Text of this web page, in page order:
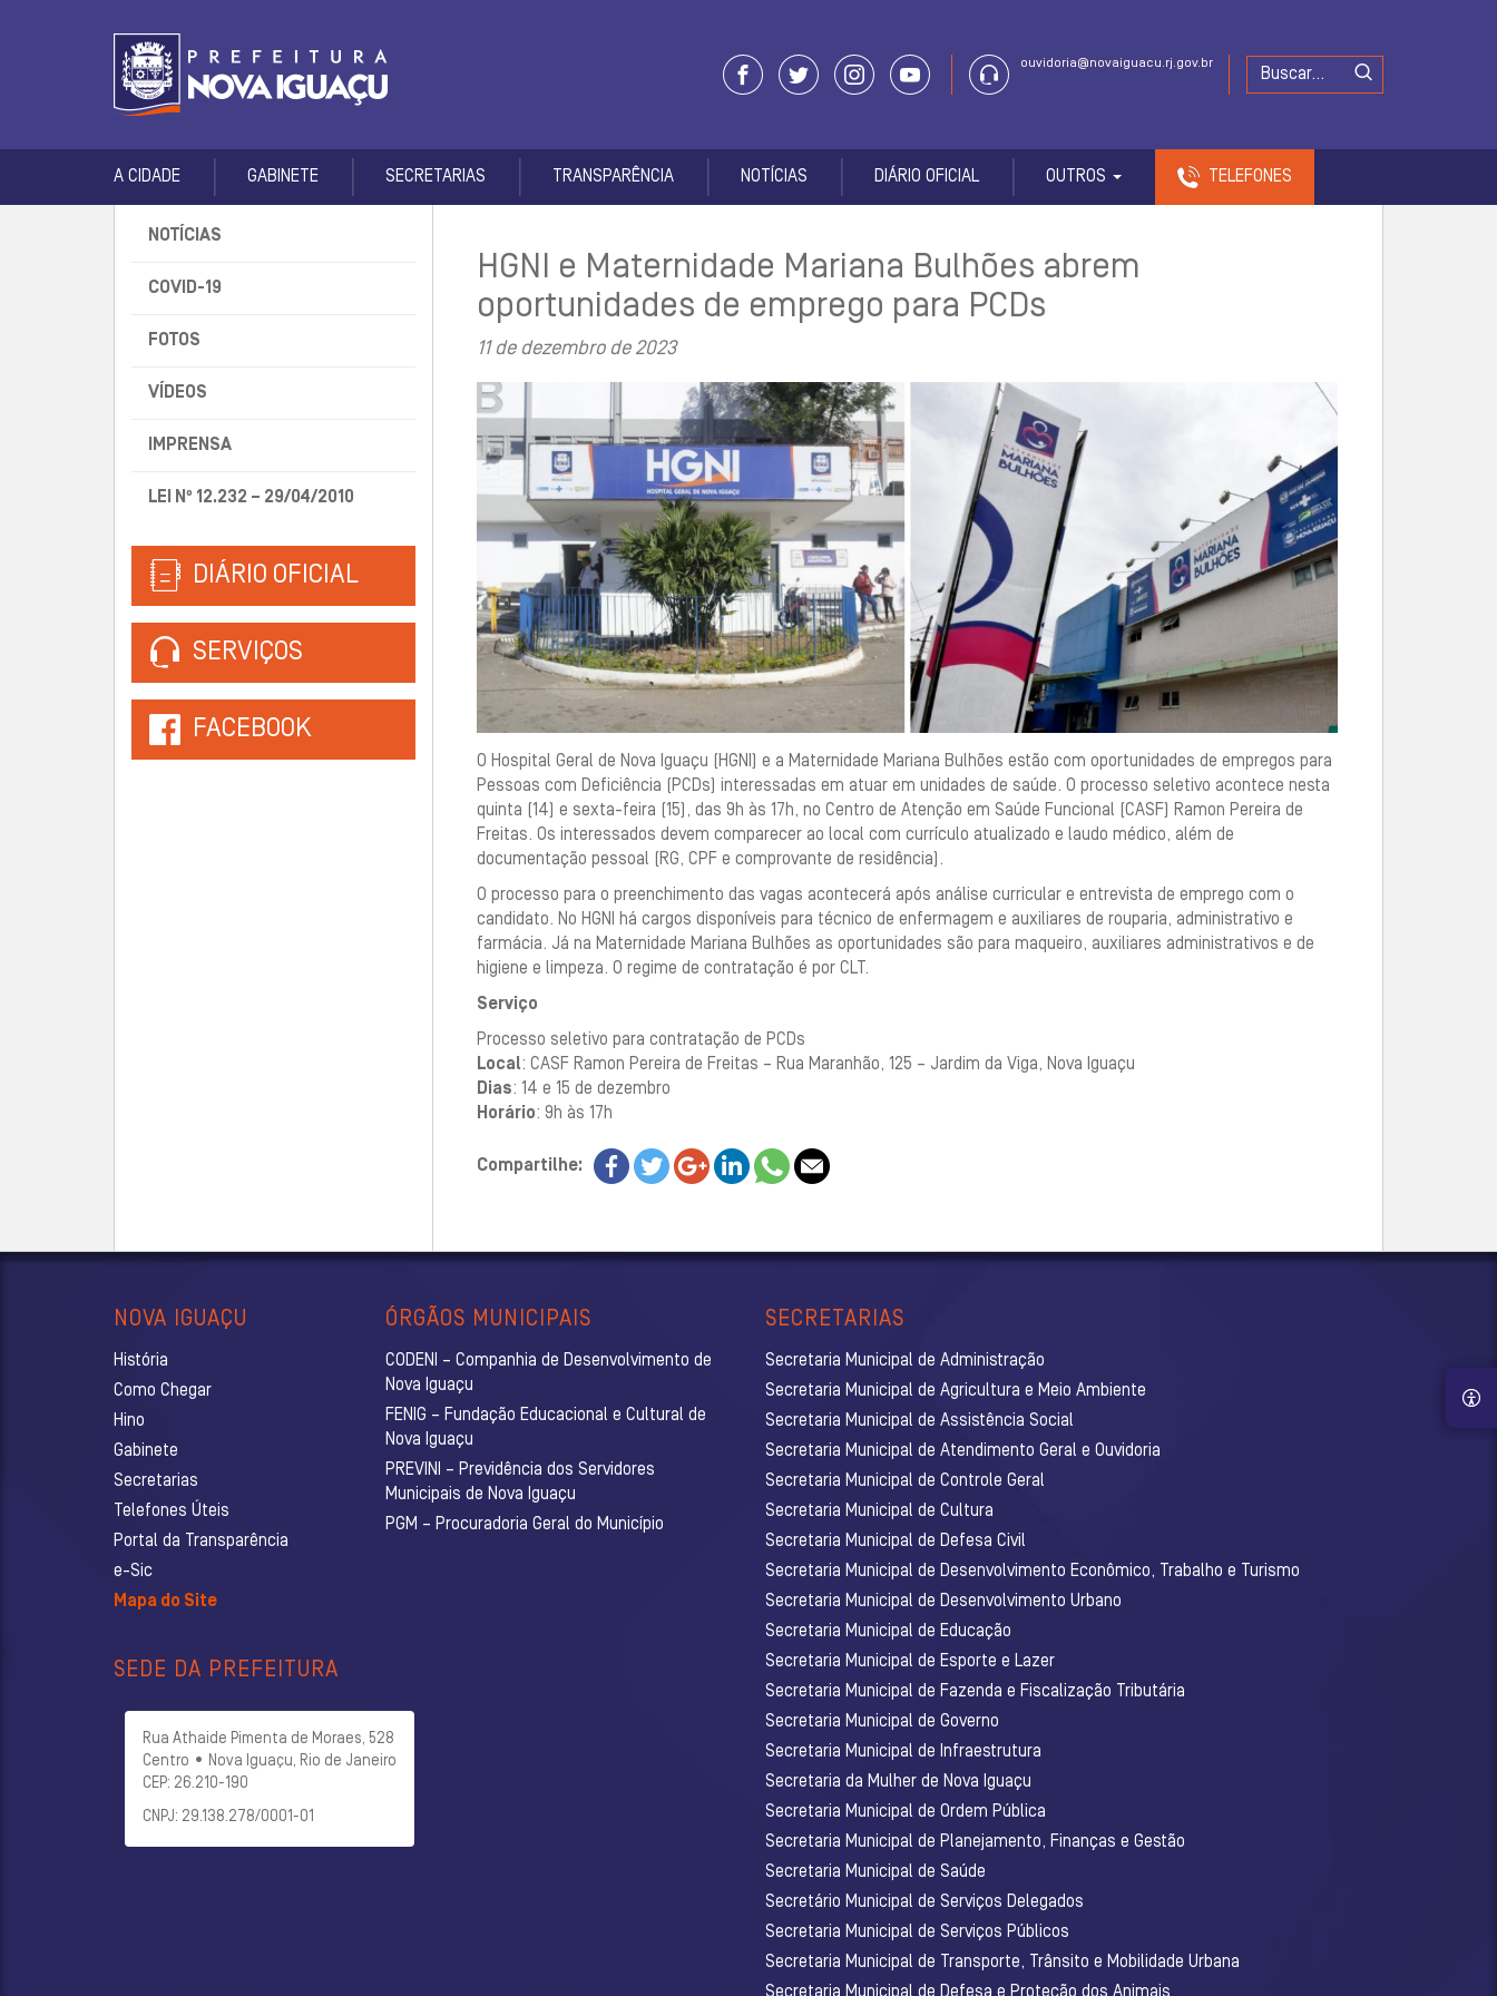
ouvidoria@novaiguacu.rj.gov.br
A CIDADE GABINETE SECRETARIAS TRANSPARÊNCIA NOTÍCIAS DIÁRIO OFICIAL OUTROS TELEFONES
NOTÍCIAS
COVID-19
FOTOS
VÍDEOS
IMPRENSA
LEI Nº 12.232 – 29/04/2010
DIÁRIO OFICIAL
SERVIÇOS
FACEBOOK
HGNI e Maternidade Mariana Bulhões abrem
oportunidades de emprego para PCDs
11 de dezembro de 2023
O Hospital Geral de Nova Iguaçu (HGNI) e a Maternidade Mariana Bulhões estão com oportunidades de empregos para
Pessoas com Deficiência (PCDs) interessadas em atuar em unidades de saúde. O processo seletivo acontece nesta
quinta (14) e sexta-feira (15), das 9h às 17h, no Centro de Atenção em Saúde Funcional (CASF) Ramon Pereira de
Freitas. Os interessados devem comparecer ao local com currículo atualizado e laudo médico, além de
documentação pessoal (RG, CPF e comprovante de residência).
O processo para o preenchimento das vagas acontecerá após análise curricular e entrevista de emprego com o
candidato. No HGNI há cargos disponíveis para técnico de enfermagem e auxiliares de rouparia, administrativo e
farmácia. Já na Maternidade Mariana Bulhões as oportunidades são para maqueiro, auxiliares administrativos e de
higiene e limpeza. O regime de contratação é por CLT.
Serviço
Processo seletivo para contratação de PCDs
Local: CASF Ramon Pereira de Freitas – Rua Maranhão, 125 – Jardim da Viga, Nova Iguaçu
Dias: 14 e 15 de dezembro
Horário: 9h às 17h
Compartilhe:
NOVA IGUAÇU
História
Como Chegar
Hino
Gabinete
Secretarias
Telefones Úteis
Portal da Transparência
e-Sic
Mapa do Site
ÓRGÃOS MUNICIPAIS
CODENI – Companhia de Desenvolvimento de
Nova Iguaçu
FENIG – Fundação Educacional e Cultural de
Nova Iguaçu
PREVINI – Previdência dos Servidores
Municipais de Nova Iguaçu
PGM – Procuradoria Geral do Município
SEDE DA PREFEITURA
Rua Athaide Pimenta de Moraes, 528
Centro • Nova Iguaçu, Rio de Janeiro
CEP: 26.210-190
CNPJ: 29.138.278/0001-01
SECRETARIAS
Secretaria Municipal de Administração
Secretaria Municipal de Agricultura e Meio Ambiente
Secretaria Municipal de Assistência Social
Secretaria Municipal de Atendimento Geral e Ouvidoria
Secretaria Municipal de Controle Geral
Secretaria Municipal de Cultura
Secretaria Municipal de Defesa Civil
Secretaria Municipal de Desenvolvimento Econômico, Trabalho e Turismo
Secretaria Municipal de Desenvolvimento Urbano
Secretaria Municipal de Educação
Secretaria Municipal de Esporte e Lazer
Secretaria Municipal de Fazenda e Fiscalização Tributária
Secretaria Municipal de Governo
Secretaria Municipal de Infraestrutura
Secretaria da Mulher de Nova Iguaçu
Secretaria Municipal de Ordem Pública
Secretaria Municipal de Planejamento, Finanças e Gestão
Secretaria Municipal de Saúde
Secretário Municipal de Serviços Delegados
Secretaria Municipal de Serviços Públicos
Secretaria Municipal de Transporte, Trânsito e Mobilidade Urbana